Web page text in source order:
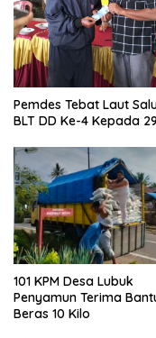
Pemdes Tebat Laut
BLT DD Ke-4 Kepada
101 KPM Desa Lubuk
Penyamun Terima
Beras 10 Kilo